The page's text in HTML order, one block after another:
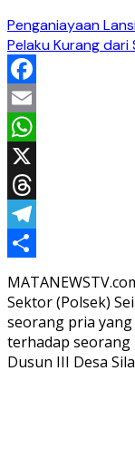
Penganiayaan
Pelaku Kurang dari
Facebook
Email
WhatsApp
X
Threads
Telegram
Share
Sektor (Polsek)
seorang pria
terhadap seorang
Dusun III Desa